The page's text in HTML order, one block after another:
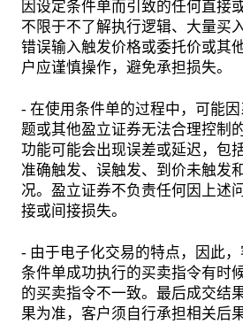
因设定条件单而引致的任何直接
不限于不了解执行逻辑、大量买
错误输入触发价格或委托价或其
户应谨慎操作，避免承担损失。
- 在使用条件单的过程中，可能
题或其他盈立证券无法合理控制
功能可能会出现误差或延迟，包
准确触发、误触发、到价未触发
况。盈立证券不负责任何因上述
接或间接损失。
- 由于电子化交易的特点，因此
条件单成功执行的买卖指令有时
的买卖指令不一致。最后成交结
果为准，客户须自行承担相关后